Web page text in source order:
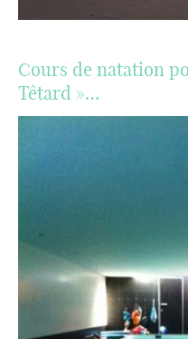
Cours de natation
Têtard »…